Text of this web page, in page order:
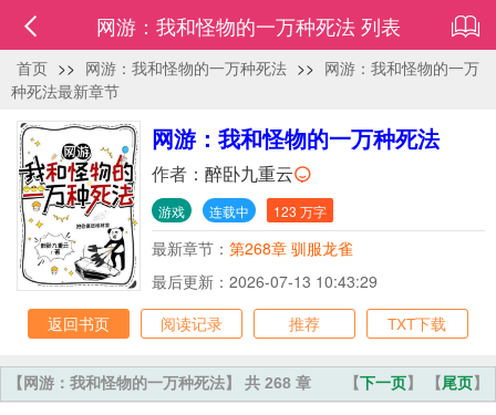
网游：我和怪物的一万种死法 列表
首页 >> 网游：我和怪物的一万种死法 >> 网游：我和怪物的一万
种死法最新章节
网游：我和怪物的一万种死法
作者： 醉卧九重云
游戏 连载中 123 万字
最新章节： 第268章 驯服龙雀
最后更新：2026-07-13 10:43:29
返回书页
阅读记录 推荐 TXT下载
【下一页】 【尾页】
【网游：我和怪物的一万种死法】 共 268 章